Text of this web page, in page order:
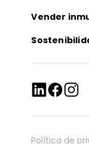
Vender
Política de